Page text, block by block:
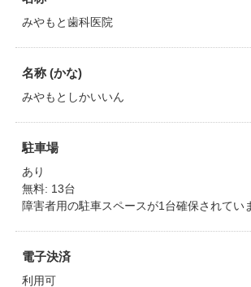
みやもと歯科医院
名称 (かな)
みやもとしかいいん
駐車場
あり
無料: 13台
障害者用の駐車スペースが1台確保されてい
電子決済
利用可